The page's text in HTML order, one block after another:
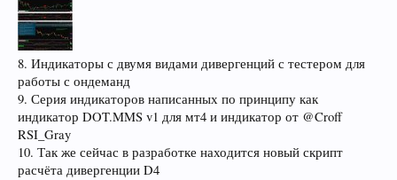
8. Индикаторы с двумя видами дивергенций с тестером для
работы с ондеманд
9. Серия индикаторов написанных по принципу как
индикатор DOT.MMS v1 для мт4 и индикатор от @Croff
RSI_Gray
10. Так же сейчас в разработке находится новый скрипт
расчёта дивергенции D4